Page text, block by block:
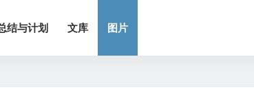
结与计划 文库 图片